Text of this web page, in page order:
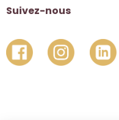
Suivez-nous